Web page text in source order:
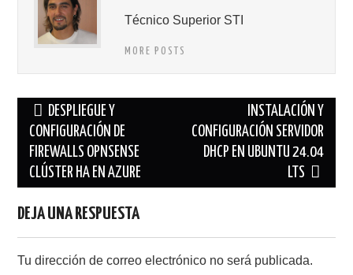
Técnico Superior STI
MORE POSTS
Navegación
de
entradas
DESPLIEGUE Y
CONFIGURACIÓN DE
FIREWALLS OPNSENSE
CLÚSTER HA EN AZURE
INSTALACIÓN Y
CONFIGURACIÓN SERVIDOR
DHCP EN UBUNTU 24.04
LTS
DEJA UNA RESPUESTA
Tu dirección de correo electrónico no será publicada.